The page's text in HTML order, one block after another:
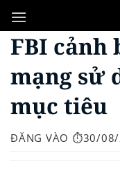
qua
nội
FBI cảnh
mạng sử
mục tiêu
ĐĂNG VÀO ⏱️30/08/